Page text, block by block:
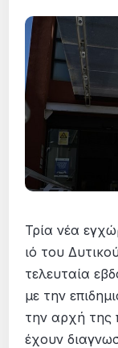
Τρία νέα
ιό του
τελευταία
με την
την αρχή της
έχουν